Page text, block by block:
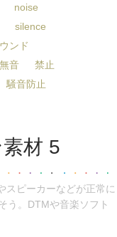
noise
silence
ンド
無音
禁止
騒音防止
材 5
スピーカーなどが正常に
う。DTMや音楽ソフト